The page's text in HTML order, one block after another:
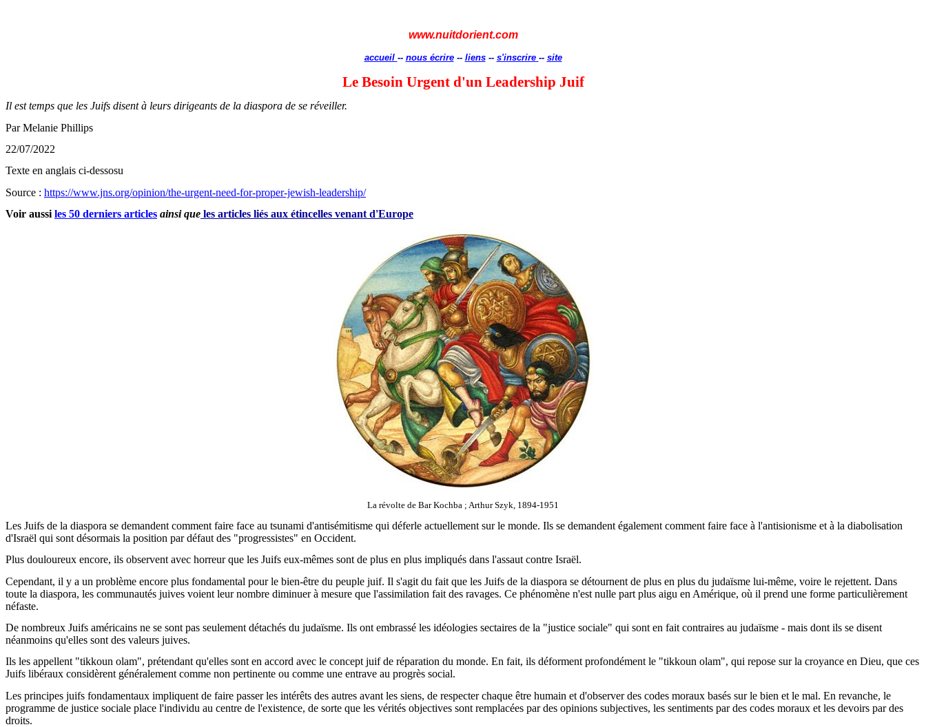
www.nuitdorient.com
accueil -- nous écrire-- liens-- s'inscrire -- site
Le Besoin Urgent d'un Leadership Juif
Il est temps que les Juifs disent à leurs dirigeants de la diaspora de se réveiller.
Par Melanie Phillips
22/07/2022
Texte en anglais ci-dessosu
Source : https://www.jns.org/opinion/the-urgent-need-for-proper-jewish-leadership/
Voir aussi les 50 derniers articles ainsi que les articles liés aux étincelles venant d'Europe
La révolte de Bar Kochba ; Arthur Szyk, 1894-1951
Les Juifs de la diaspora se demandent comment faire face au tsunami d'antisémitisme qui déferle actuellement sur le monde. Ils se demandent également comment faire face à l'antisionisme et à la diabolisation
d'Israël qui sont désormais la position par défaut des "progressistes" en Occident.
Plus douloureux encore, ils observent avec horreur que les Juifs eux-mêmes sont de plus en plus impliqués dans l'assaut contre Israël.
Cependant, il y a un problème encore plus fondamental pour le bien-être du peuple juif. Il s'agit du fait que les Juifs de la diaspora se détournent de plus en plus du judaïsme lui-même, voire le rejettent. Dans
toute la diaspora, les communautés juives voient leur nombre diminuer à mesure que l'assimilation fait des ravages. Ce phénomène n'est nulle part plus aigu en Amérique, où il prend une forme particulièrement
néfaste.
De nombreux Juifs américains ne se sont pas seulement détachés du judaïsme. Ils ont embrassé les idéologies sectaires de la "justice sociale" qui sont en fait contraires au judaïsme - mais dont ils se disent
néanmoins qu'elles sont des valeurs juives.
Ils les appellent "tikkoun olam", prétendant qu'elles sont en accord avec le concept juif de réparation du monde. En fait, ils déforment profondément le "tikkoun olam", qui repose sur la croyance en Dieu, que ces
Juifs libéraux considèrent généralement comme non pertinente ou comme une entrave au progrès social.
Les principes juifs fondamentaux impliquent de faire passer les intérêts des autres avant les siens, de respecter chaque être humain et d'observer des codes moraux basés sur le bien et le mal. En revanche, le
programme de justice sociale place l'individu au centre de l'existence, de sorte que les vérités objectives sont remplacées par des opinions subjectives, les sentiments par des codes moraux et les devoirs par des
droits.